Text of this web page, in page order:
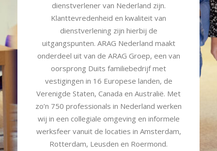
dienstverlener van Nederland zijn.
Klanttevredenheid en kwaliteit van
dienstverlening zijn hierbij de
uitgangspunten. ARAG Nederland maakt
onderdeel uit van de ARAG Groep, een van
oorsprong Duits familiebedrijf met
vestigingen in 16 Europese landen, de
Verenigde Staten, Canada en Australië. Met
zo’n 750 professionals in Nederland werken
wij in een collegiale omgeving en informele
werksfeer vanuit de locaties in Amsterdam,
Rotterdam, Leusden en Roermond.